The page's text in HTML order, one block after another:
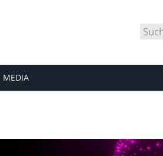
MEDIA